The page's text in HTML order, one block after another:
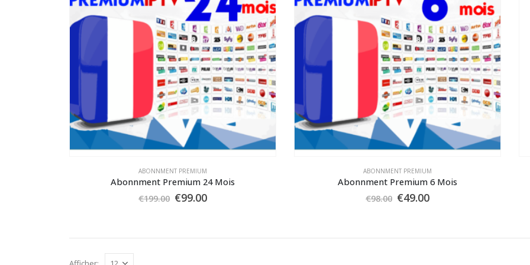
ABONNMENT PREMIUM
Abonnment Premium 24 Mois
€199.00 Le
€199.00.
€99.00Le
€99.00.
ABONNMENT PREMIUM
Abonnment Premium 6 Mois
€98.00 Le
€98.00.
€49.00Le
€49.00.